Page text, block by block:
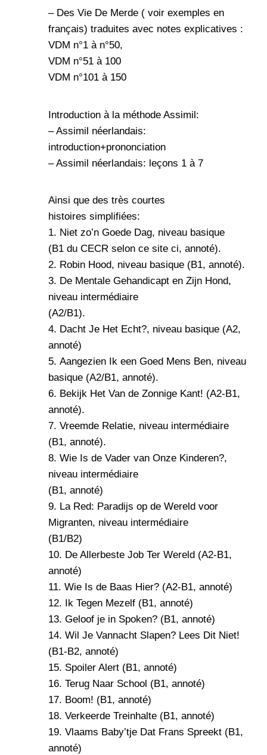
– Des Vie De Merde ( voir exemples en
français) traduites avec notes explicatives :
VDM n°1 à n°50,
VDM n°51 à 100
VDM n°101 à 150
Introduction à la méthode Assimil:
–Assimil néerlandais:
introduction+prononciation
–Assimil néerlandais: leçons 1 à 7
Ainsi que des très courtes
histoires simplifiées:
1. Niet zo’n Goede Dag, niveau basique
(B1 du CECR selon ce site ci, annoté).
2. Robin Hood, niveau basique (B1, annoté).
3. De Mentale Gehandicapt en Zijn Hond,
niveau intermédiaire
(A2/B1).
4. Dacht Je Het Echt?, niveau basique (A2,
annoté)
5. Aangezien Ik een Goed Mens Ben, niveau
basique (A2/B1, annoté).
6. Bekijk Het Van de Zonnige Kant! (A2-B1,
annoté).
7. Vreemde Relatie, niveau intermédiaire
(B1, annoté).
8. Wie Is de Vader van Onze Kinderen?,
niveau intermédiaire
(B1, annoté)
9. La Red: Paradijs op de Wereld voor
Migranten, niveau intermédiaire
(B1/B2)
10. De Allerbeste Job Ter Wereld (A2-B1,
annoté)
11. Wie Is de Baas Hier? (A2-B1, annoté)
12.
Ik Tegen Mezelf (B1, annoté)
13. Geloof je in Spoken? (B1, annoté)
14. Wil Je Vannacht Slapen? Lees Dit Niet!
(B1-B2, annoté)
15. Spoiler Alert (B1, annoté)
16. Terug Naar School (B1, annoté)
17. Boom! (B1, annoté)
18. Verkeerde Treinhalte (B1, annoté)
19. Vlaams Baby’tje Dat Frans Spreekt (B1,
annoté)